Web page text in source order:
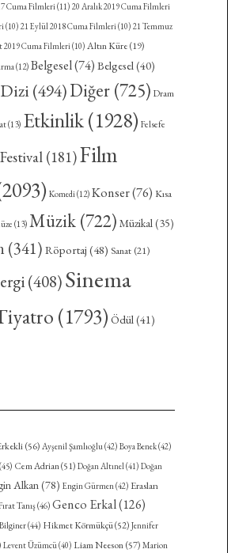
Cuma Filmleri(11) 20 Aralık 2019 Cuma Filmleri
(10) 21 Eylül 2018 Cuma Filmleri(10) 21 Temmuz
2019 Cuma Filmleri(10) Altın Küre(19)
(12) Belgesel(74) Belgesel(40)
Dizi(494)Diğer(725) Dram
(13) Etkinlik(1928) Felsefe
Festival(181)Film
Komedi(12) Konser(76) Kısa
(13) Müzik(722) Müzikal(35)
(341) Röportaj (48) Sanat(21)
(408)Sinema
(1793) Ödül(41)
(56) Ayşenil Şamlıoğlu(42) Boya Benek(42)
Cem Adrian(51) Doğan Altınel(41) Doğan
Alkan(78) Engin Gürmen(42) Eraslan
Tanış(46) Genco Erkal(126)
(44) Hikmet Körmükçü(52) Jennifer
Levent Üzümcü(40) Liam Neeson(57) Marion